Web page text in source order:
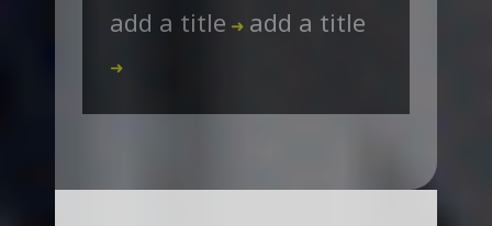
add a title ➜ add a title
➜